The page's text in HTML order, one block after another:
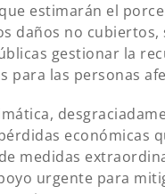
estimarán el
daños no cubiertos,
gestionar la
para las personas
económicas
medidas
urgente para